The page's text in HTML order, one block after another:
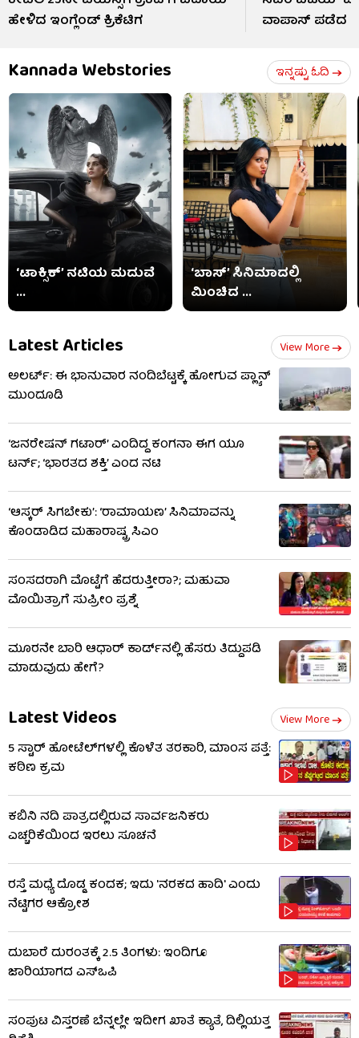
ಹೇಳಿದ ಇಂಗ್ಲೆಂಡ್‌ ಕ್ರಿಕೆಟಿಗ
ವಾಪಾಸ್ ಪಡೆದ
Kannada Webstories ಇನ್ನಷ್ಟು ಓದಿ
‘ಟಾಕ್ಸಿಕ್’ ನಟಿಯ ಮದುವೆ
...
‘ಬಾಸ್’ ಸಿನಿಮಾದಲ್ಲಿ
ಮಿಂಚಿದ ...
Latest Articles View More
ಅಲರ್ಟ್: ಈ ಭಾನುವಾರ ನಂದಿಬೆಟ್ಟಕ್ಕೆ ಹೋಗುವ ಪ್ಲ್ಯಾನ್
ಮುಂದೂಡಿ
‘ಜನರೇಷನ್ ಗಟಾರ್’ ಎಂದಿದ್ದ ಕಂಗನಾ ಈಗ ಯೂ
ಟರ್ನ್; ‘ಭಾರತದ ಶಕ್ತಿ’ ಎಂದ ನಟಿ
‘ಆಸ್ಕರ್ ಸಿಗಬೇಕು’: ‘ರಾಮಾಯಣ’ ಸಿನಿಮಾವನ್ನು
ಕೊಂಡಾಡಿದ ಮಹಾರಾಷ್ಟ್ರ ಸಿಎಂ
ಸಂಸದರಾಗಿ ಮೊಟ್ಟೆಗೆ ಹೆದರುತ್ತೀರಾ?; ಮಹುವಾ
ಮೊಯಿತ್ರಾಗೆ ಸುಪ್ರೀಂ ಪ್ರಶ್ನೆ
ಮೂರನೇ ಬಾರಿ ಆಧಾರ್ ಕಾರ್ಡ್‌ನಲ್ಲಿ ಹೆಸರು ತಿದ್ದುಪಡಿ
ಮಾಡುವುದು ಹೇಗೆ?
Latest Videos View More
5 ಸ್ಟಾರ್ ಹೋಟೆಲ್​​ಗಳಲ್ಲಿ ಕೊಳೆತ ತರಕಾರಿ, ಮಾಂಸ ಪತ್ತೆ:
ಕಠಿಣ ಕ್ರಮ
ಕಬಿನಿ ನದಿ ಪಾತ್ರದಲ್ಲಿರುವ ಸಾರ್ವಜನಿಕರು
ಎಚ್ಚರಿಕೆಯಿಂದ ಇರಲು ಸೂಚನೆ
ರಸ್ತೆ ಮಧ್ಯೆ ದೊಡ್ಡ ಕಂದಕ; ಇದು 'ನರಕದ ಹಾದಿ' ಎಂದು
ನೆಟ್ಟಿಗರ ಆಕ್ರೋಶ
ದುಬಾರೆ ದುರಂತಕ್ಕೆ 2.5 ತಿಂಗಳು: ಇಂದಿಗೂ
ಜಾರಿಯಾಗದ ಎಸ್‌ಒಪಿ
ಸಂಪುಟ ವಿಸ್ತರಣೆ ಬೆನ್ನಲ್ಲೇ ಇದೀಗ ಖಾತೆ ಕ್ಯಾತೆ, ದಿಲ್ಲಿಯತ್ತ